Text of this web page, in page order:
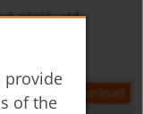
náplň, atd.
open download
provide
of the